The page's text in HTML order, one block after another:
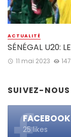
ACTUALITÉ
SÉNÉGAL U20:
11 mai 2023
SUIVEZ-NOUS
FACEBOOK
25 likes